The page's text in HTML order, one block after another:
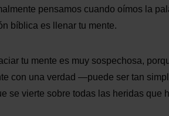
pensamos cuando oímos la
bíblica es llenar tu mente.
tu mente es muy sospechosa,
con una verdad —puede ser tan
se vierte sobre todas las heridas que